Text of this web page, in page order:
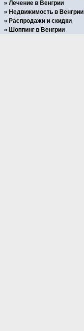
Лечение в Венгрии
Недвижимость в Венгрии
Распродажи и скидки
Шоппинг в Венгрии